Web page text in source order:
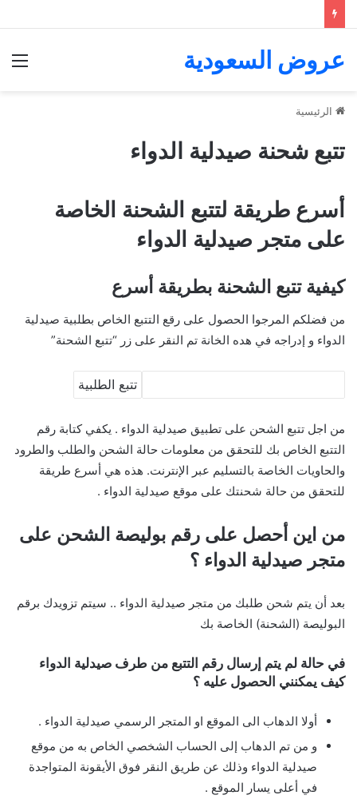
عروض السعودية
الرئيسية
تتبع شحنة صيدلية الدواء
أسرع طريقة لتتبع الشحنة الخاصة
على متجر صيدلية الدواء
كيفية تتبع الشحنة بطريقة أسرع
من فضلكم المرجوا الحصول على رقع التتبع الخاص بطلبية صيدلية
الدواء و إدراجه في هده الخانة تم النقر على زر “تتبع الشحنة”
من اجل تتبع الشحن على تطبيق صيدلية الدواء . يكفي كتابة رقم
التتبع الخاص بك للتحقق من معلومات حالة الشحن والطلب والطرود
والحاويات الخاصة بالتسليم عبر الإنترنت. هذه هي أسرع طريقة
للتحقق من حالة شحنتك على موقع صيدلية الدواء .
من اين أحصل على رقم بوليصة الشحن على
متجر صيدلية الدواء ؟
بعد أن يتم شحن طلبك من متجر صيدلية الدواء .. سيتم تزويدك برقم
البوليصة (الشحنة) الخاصة بك
في حالة لم يتم إرسال رقم التتبع من طرف صيدلية الدواء
كيف يمكنني الحصول عليه ؟
أولا الدهاب الى الموقع او المتجر الرسمي صيدلية الدواء .
و من تم الدهاب إلى الحساب الشخصي الخاص به من موقع
صيدلية الدواء وذلك عن طريق النقر فوق الأيقونة المتواجدة
في أعلى يسار الموقع .